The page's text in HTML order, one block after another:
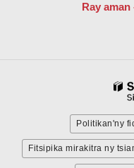
Ray
Politikan'ny
Fitsipika mirakitra ny